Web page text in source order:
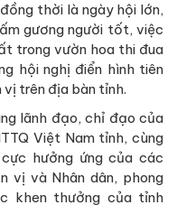
thời là ngày hội lớn,
gương người tốt, việc
trong vườn hoa thi đua
hội nghị điển hình tiên
trên địa bàn tỉnh.
lãnh đạo, chỉ đạo của
Việt Nam tỉnh, cùng
hưởng ứng của các
vị và Nhân dân, phong
khen thưởng của tỉnh